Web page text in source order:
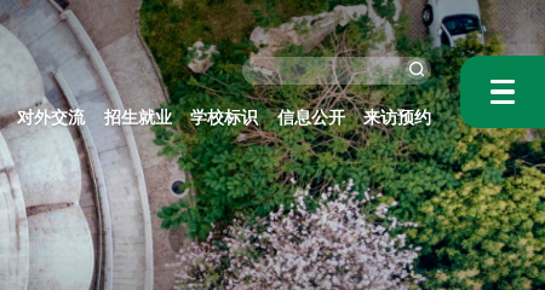
对外交流 招生就业 学校标识 信息公开 来访预约